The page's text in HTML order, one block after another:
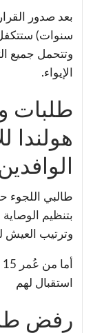
بعد صدور
سنوات)
وتتحمل جميع
الإيواء.
طلبات
طالبي اللجوء حتى عُمر
بتنظيم
وترتيب العيش
استقبال لهم
رفض